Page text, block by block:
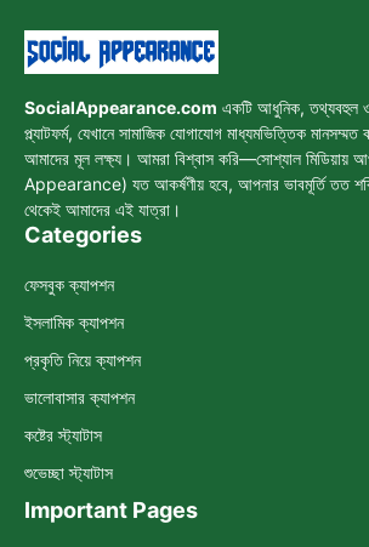
SocialAppearance.com একটি আধুনিক, তথ্যবহুল ও
প্ল্যাটফর্ম, যেখানে সামাজিক যোগাযোগ মাধ্যমভিত্তিক মানসম্মত
আমাদের মূল লক্ষ্য। আমরা বিশ্বাস করি—সোশ্যাল মিডিয়ায়
Appearance) যত আকর্ষণীয় হবে, আপনার ভাবমূর্তি তত
থেকেই আমাদের এই যাত্রা।
Categories
ফেসবুক ক্যাপশন
ইসলামিক ক্যাপশন
প্রকৃতি নিয়ে ক্যাপশন
ভালোবাসার ক্যাপশন
কষ্টের স্ট্যাটাস
শুভেচ্ছা স্ট্যাটাস
Important Pages